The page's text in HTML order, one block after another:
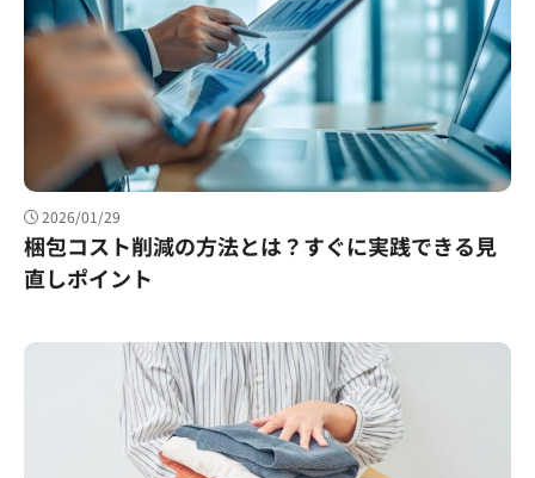
2026/01/29
梱包コスト削減の方法とは？すぐに実践できる見
直しポイント